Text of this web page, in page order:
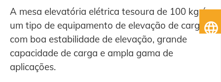
A mesa elevatória elétrica tesoura de 100 kg é
um tipo de equipamento de elevação de carga
com boa estabilidade de elevação, grande
capacidade de carga e ampla gama de
aplicações.